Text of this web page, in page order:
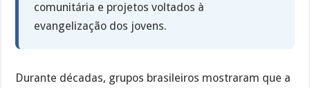
comunitária e projetos voltados à
evangelização dos jovens.
Durante décadas, grupos brasileiros mostraram que a